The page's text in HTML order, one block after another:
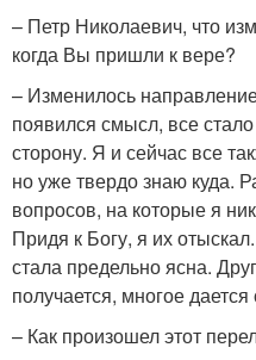
– Петр Николаевич, что
когда Вы пришли к вере?
– Изменилось
появился смысл, все
сторону. Я и сейчас все
но уже твердо знаю куда.
вопросов, на которые я
Придя к Богу, я их
стала предельно ясна.
получается, многое
– Как произошел этот